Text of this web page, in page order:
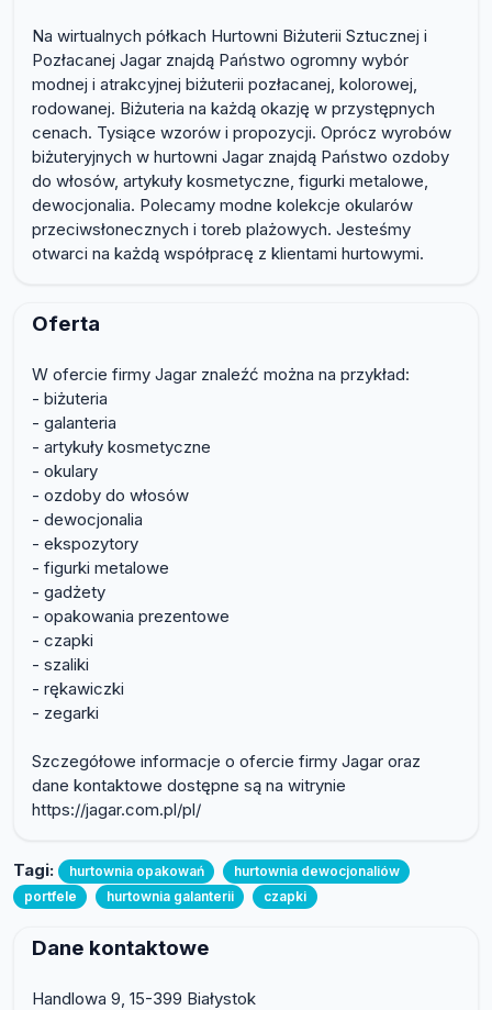
Na wirtualnych półkach Hurtowni Biżuterii Sztucznej i
Pozłacanej Jagar znajdą Państwo ogromny wybór
modnej i atrakcyjnej biżuterii pozłacanej, kolorowej,
rodowanej. Biżuteria na każdą okazję w przystępnych
cenach. Tysiące wzorów i propozycji. Oprócz wyrobów
biżuteryjnych w hurtowni Jagar znajdą Państwo ozdoby
do włosów, artykuły kosmetyczne, figurki metalowe,
dewocjonalia. Polecamy modne kolekcje okularów
przeciwsłonecznych i toreb plażowych. Jesteśmy
otwarci na każdą współpracę z klientami hurtowymi.
Oferta
W ofercie firmy Jagar znaleźć można na przykład:
- biżuteria
- galanteria
- artykuły kosmetyczne
- okulary
- ozdoby do włosów
- dewocjonalia
- ekspozytory
- figurki metalowe
- gadżety
- opakowania prezentowe
- czapki
- szaliki
- rękawiczki
- zegarki
Szczegółowe informacje o ofercie firmy Jagar oraz
dane kontaktowe dostępne są na witrynie
https://jagar.com.pl/pl/
Tagi: hurtownia opakowań
hurtownia dewocjonaliów
portfele
hurtownia galanterii czapki
Dane kontaktowe
Handlowa 9, 15-399 Białystok